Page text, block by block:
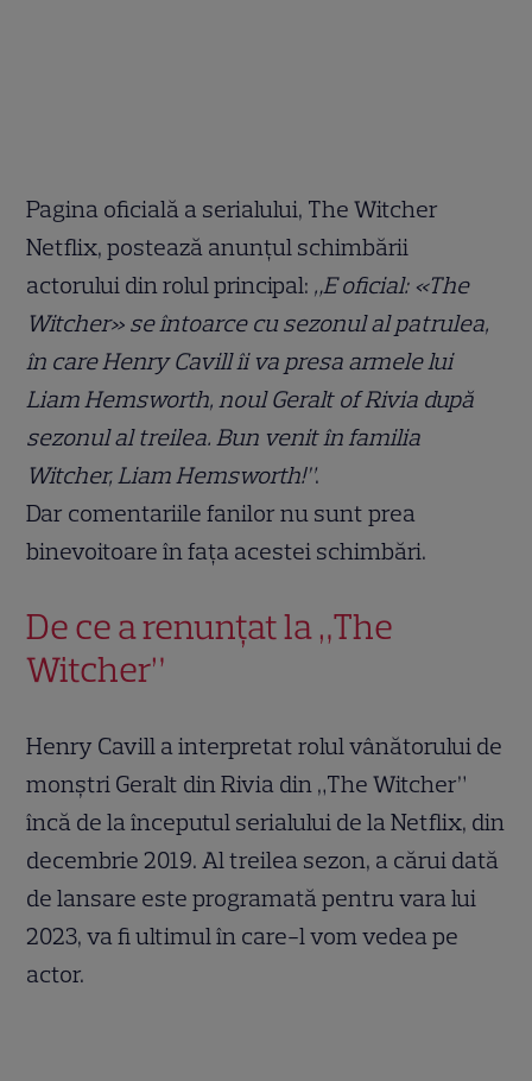
Pagina oficială a serialului, The Witcher
Netflix, postează anunțul schimbării
actorului din rolul principal: „E oficial: «The
Witcher» se întoarce cu sezonul al patrulea,
în care Henry Cavill îi va presa armele lui
Liam Hemsworth, noul Geralt of Rivia după
sezonul al treilea. Bun venit în familia
Witcher, Liam Hemsworth!”.
Dar comentariile fanilor nu sunt prea
binevoitoare în fața acestei schimbări.
De ce a renunțat la „The
Witcher”
Henry Cavill a interpretat rolul vânătorului de
monștri Geralt din Rivia din „The Witcher”
încă de la începutul serialului de la Netflix, din
decembrie 2019. Al treilea sezon, a cărui dată
de lansare este programată pentru vara lui
2023, va fi ultimul în care-l vom vedea pe
actor.